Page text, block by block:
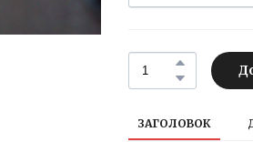
ЗАГОЛОВОК